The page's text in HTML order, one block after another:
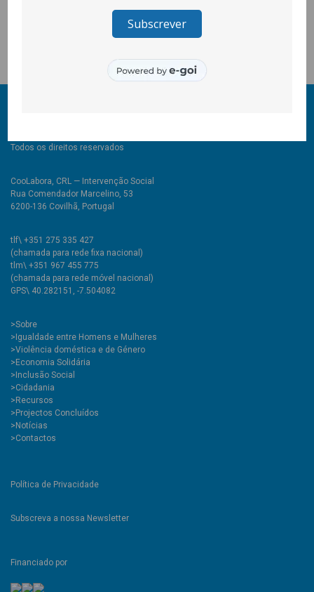
porque estamos a experimentar formas colaborativas de
Todos os direitos reservados
CooLabora, CRL — Intervenção Social
Rua Comendador Marcelino, 53
6200-136 Covilhã, Portugal
tlf\ +351 275 335 427
(chamada para rede fixa nacional)
tlm\ +351 967 455 775
(chamada para rede móvel nacional)
GPS\ 40.282151, -7.504082
>Sobre
>Igualdade entre Homens e Mulheres
>Violência doméstica e de Género
>Economia Solidária
>Inclusão Social
>Cidadania
>Recursos
>Projectos Concluídos
>Notícias
>Contactos
Política de Privacidade
Subscreva a nossa Newsletter
Financiado por